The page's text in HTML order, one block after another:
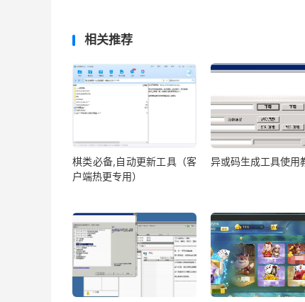
相关推荐
棋类必备,自动更新工具（客
户端热更专用）
异或码生成工具使用